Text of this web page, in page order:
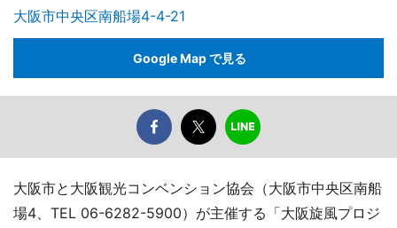
大阪市中央区南船場4-4-21
Google Map で見る
大阪市と大阪観光コンベンション協会（大阪市中央区南船
場4、TEL 06-6282-5900）が主催する「大阪旋風プロジ